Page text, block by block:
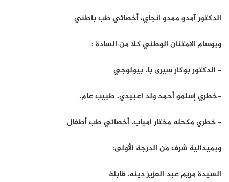
الدكتور آمدو ممدو انجاي، أخصائي طب باطني
وبوسام الامتنان الوطني كلا من السادة :
– الدكتور بوكار سيرى با، بيولوجي
-خطري إسلمو أحمد ولد اعبيدي، طبيب عام.
– خطري مكحله مختار امباب، أخصائي طب أطفال
وبميدالية شرف من الدرجة الأولى:
السيدة مريم عبد العزيز دينه، قابلة